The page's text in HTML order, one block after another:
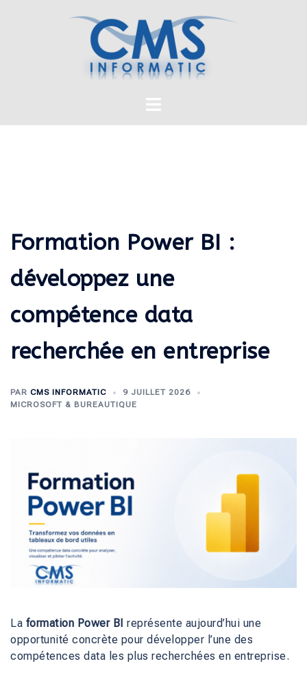
Formation Power BI :
développez une
compétence data
recherchée en entreprise
PAR CMS INFORMATIC
9 JUILLET 2026
MICROSOFT & BUREAUTIQUE
La formation Power BI représente aujourd’hui une
opportunité concrète pour développer l’une des
compétences data les plus recherchées en entreprise.